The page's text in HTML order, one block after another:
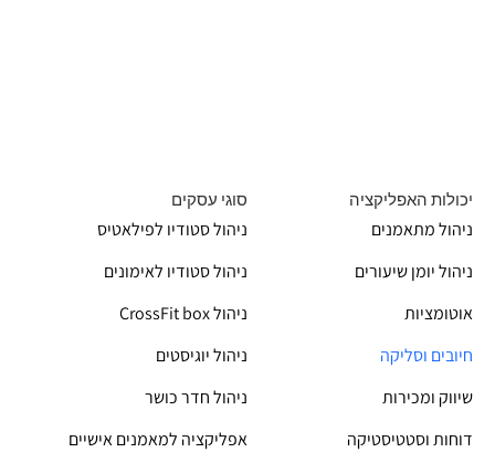
ניהול מתאמנים
ניהול יומן שיעורים
אוטומציות
חיובים וסליקה
שיווק ומכירות
דוחות וסטטיסטיקה
יכולות האפליקציה
ניהול סטודיו לפילאטיס
ניהול סטודיו לאימונים
CrossFit box ניהול
ניהול יוגיסטים
ניהול חדר כושר
אפליקציה למאמנים אישיים
סוגי עסקים